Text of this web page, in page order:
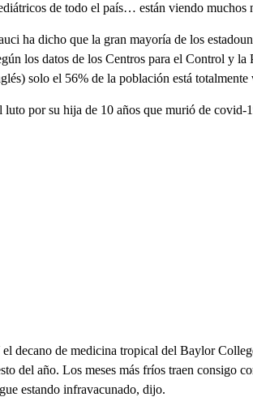
de todo el país… están viendo muchos
ha dicho que la gran mayoría de los
los datos de los Centros para el Control y
solo el 56% de la población está totalmente
luto por su hija de 10 años que murió de covid-
decano de medicina tropical del Baylor
del año. Los meses más fríos traen consigo
estando infravacunado, dijo.